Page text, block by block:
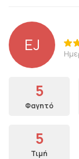
EJ
5
Φαγητό
5
Τιμή